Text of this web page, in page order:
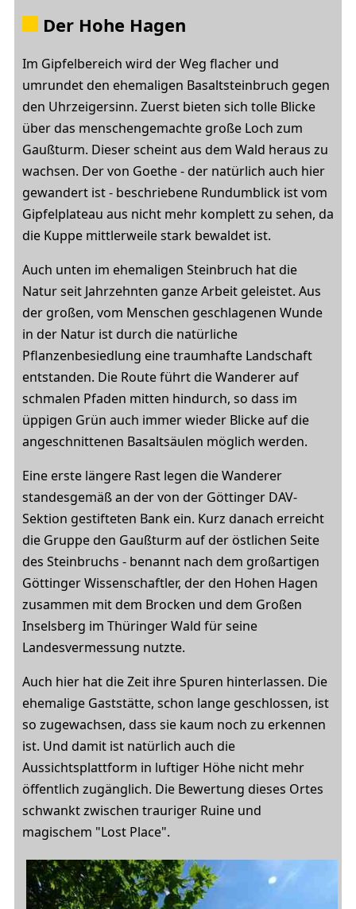
Der Hohe Hagen
Im Gipfelbereich wird der Weg flacher und
umrundet den ehemaligen Basaltsteinbruch gegen
den Uhrzeigersinn. Zuerst bieten sich tolle Blicke
über das menschengemachte große Loch zum
Gaußturm. Dieser scheint aus dem Wald heraus zu
wachsen. Der von Goethe - der natürlich auch hier
gewandert ist - beschriebene Rundumblick ist vom
Gipfelplateau aus nicht mehr komplett zu sehen, da
die Kuppe mittlerweile stark bewaldet ist.
Auch unten im ehemaligen Steinbruch hat die
Natur seit Jahrzehnten ganze Arbeit geleistet. Aus
der großen, vom Menschen geschlagenen Wunde
in der Natur ist durch die natürliche
Pflanzenbesiedlung eine traumhafte Landschaft
entstanden. Die Route führt die Wanderer auf
schmalen Pfaden mitten hindurch, so dass im
üppigen Grün auch immer wieder Blicke auf die
angeschnittenen Basaltsäulen möglich werden.
Eine erste längere Rast legen die Wanderer
standesgemäß an der von der Göttinger DAV-
Sektion gestifteten Bank ein. Kurz danach erreicht
die Gruppe den Gaußturm auf der östlichen Seite
des Steinbruchs - benannt nach dem großartigen
Göttinger Wissenschaftler, der den Hohen Hagen
zusammen mit dem Brocken und dem Großen
Inselsberg im Thüringer Wald für seine
Landesvermessung nutzte.
Auch hier hat die Zeit ihre Spuren hinterlassen. Die
ehemalige Gaststätte, schon lange geschlossen, ist
so zugewachsen, dass sie kaum noch zu erkennen
ist. Und damit ist natürlich auch die
Aussichtsplattform in luftiger Höhe nicht mehr
öffentlich zugänglich. Die Bewertung dieses Ortes
schwankt zwischen trauriger Ruine und
magischem "Lost Place".